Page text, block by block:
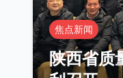
焦点新闻
陕西省质